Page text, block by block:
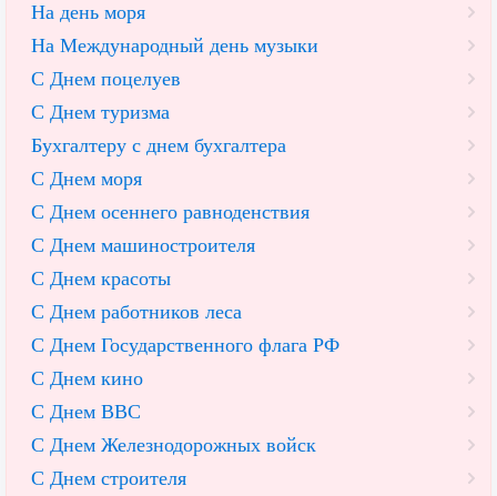
На день моря
На Международный день музыки
С Днем поцелуев
С Днем туризма
Бухгалтеру с днем бухгалтера
С Днем моря
С Днем осеннего равноденствия
С Днем машиностроителя
С Днем красоты
С Днем работников леса
С Днем Государственного флага РФ
С Днем кино
С Днем ВВС
С Днем Железнодорожных войск
С Днем строителя